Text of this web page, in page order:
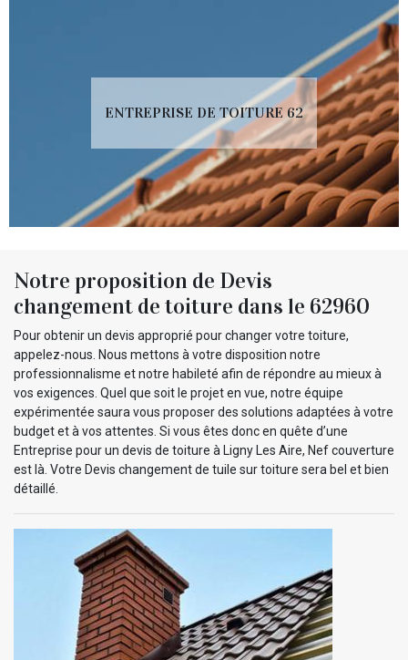
ENTREPRISE DE TOITURE 62
Notre proposition de Devis
changement de toiture dans le 62960
Pour obtenir un devis approprié pour changer votre toiture,
appelez-nous. Nous mettons à votre disposition notre
professionnalisme et notre habileté afin de répondre au mieux à
vos exigences. Quel que soit le projet en vue, notre équipe
expérimentée saura vous proposer des solutions adaptées à votre
budget et à vos attentes. Si vous êtes donc en quête d’une
Entreprise pour un devis de toiture à Ligny Les Aire, Nef couverture
est là. Votre Devis changement de tuile sur toiture sera bel et bien
détaillé.